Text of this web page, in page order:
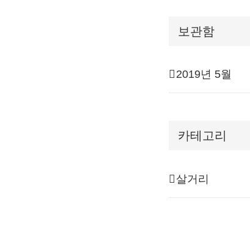
보관함
2019년 5월
카테고리
살거리